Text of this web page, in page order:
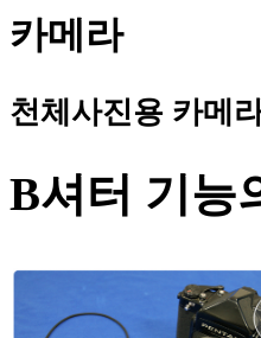
카메라
천체사진용 카메
B셔터 기능